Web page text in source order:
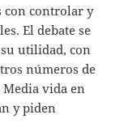
con controlar y
El debate se
utilidad, con
números de
vida en
y piden